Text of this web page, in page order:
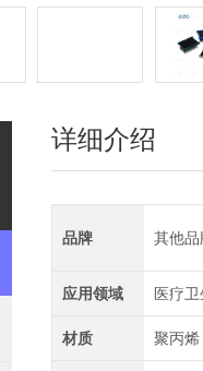
详细介绍
品牌 其他品
应用领域 医疗
材质 聚丙烯